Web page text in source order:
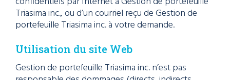
Triasima inc., ou d’un courriel reçu de Gestion de
portefeuille Triasima inc. à votre demande.
Utilisation du site Web
Gestion de portefeuille Triasima inc. n’est pas